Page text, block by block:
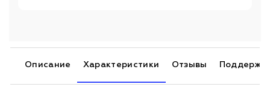
Описание Характеристики Отзывы